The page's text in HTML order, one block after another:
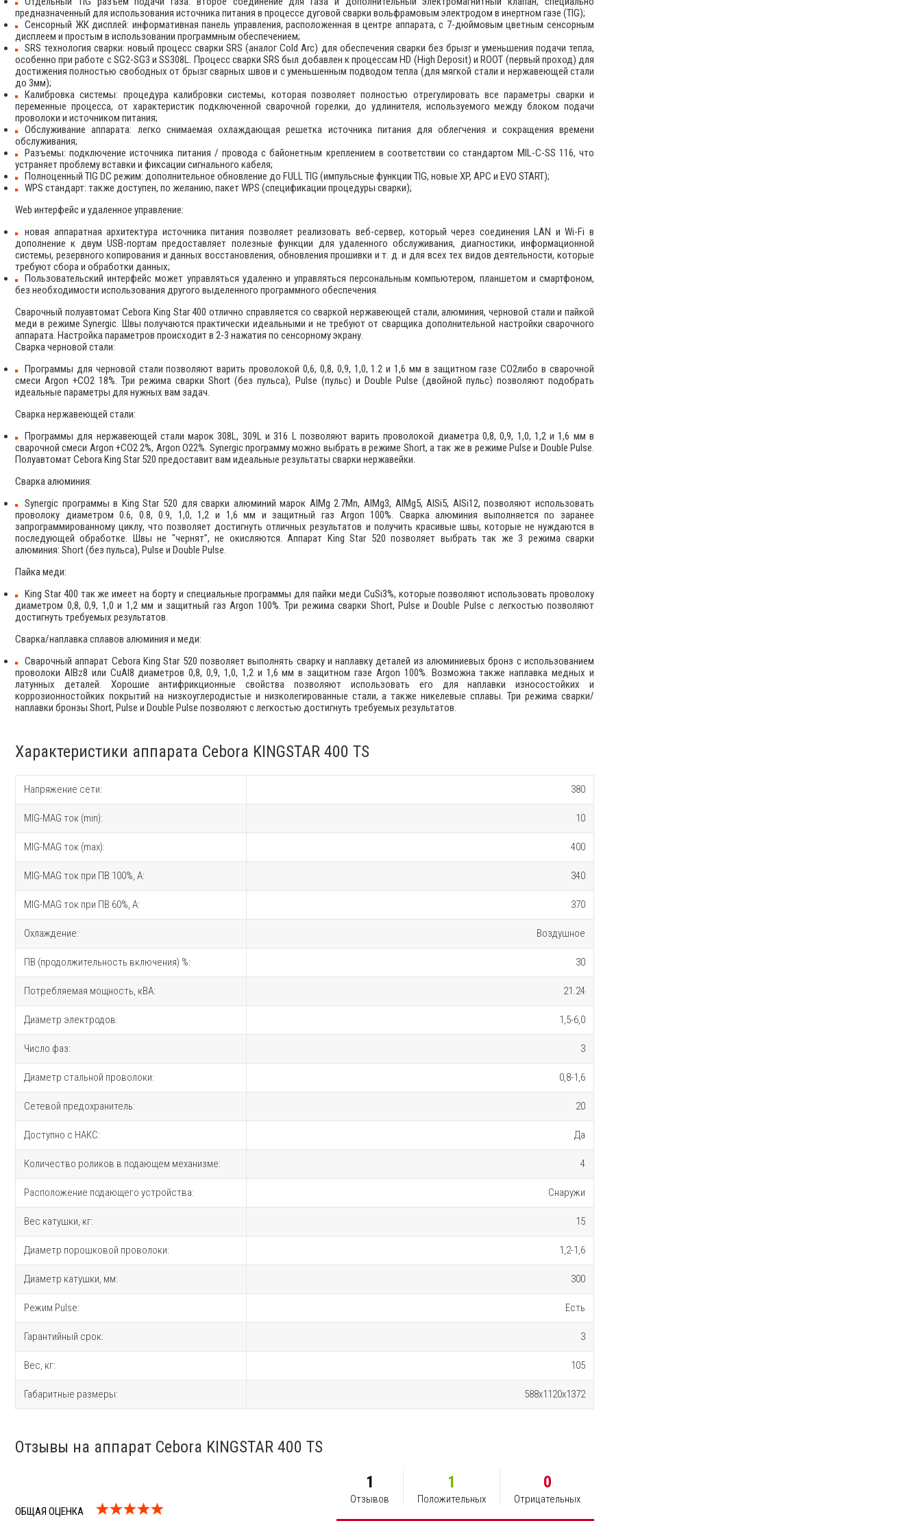
предназначенный для использования источника питания в процессе дуговой сварки вольфрамовым электродом в инертном газе (TIG);
Сенсорный ЖК дисплей: информативная панель управления, расположенная в центре аппарата, с 7-дюймовым цветным сенсорным
дисплеем и простым в использовании программным обеспечением;
SRS технология сварки: новый процесс сварки SRS (аналог Cold Arc) для обеспечения сварки без брызг и уменьшения подачи тепла,
особенно при работе с SG2-SG3 и SS308L. Процесс сварки SRS был добавлен к процессам HD (High Deposit) и ROOT (первый проход) для
достижения полностью свободных от брызг сварных швов и с уменьшенным подводом тепла (для мягкой стали и нержавеющей стали
до 3мм);
Калибровка системы: процедура калибровки системы, которая позволяет полностью отрегулировать все параметры сварки и
переменные процесса, от характеристик подключенной сварочной горелки, до удлинителя, используемого между блоком подачи
проволоки и источником питания;
Обслуживание аппарата: легко снимаемая охлаждающая решетка источника питания для облегчения и сокращения времени
обслуживания;
Разъемы: подключение источника питания / провода с байонетным креплением в соответствии со стандартом MIL-C-SS 116, что
устраняет проблему вставки и фиксации сигнального кабеля;
Полноценный TIG DC режим: дополнительное обновление до FULL TIG (импульсные функции TIG, новые XP, APC и EVO START);
WPS стандарт: также доступен, по желанию, пакет WPS (спецификации процедуры сварки);
Web интерфейс и удаленное управление:
новая аппаратная архитектура источника питания позволяет реализовать веб-сервер, который через соединения LAN и Wi-Fi в
дополнение к двум USB-портам предоставляет полезные функции для удаленного обслуживания, диагностики, информационной
системы, резервного копирования и данных восстановления, обновления прошивки и т. д. и для всех тех видов деятельности, которые
требуют сбора и обработки данных;
Пользовательский интерфейс может управляться удаленно и управляться персональным компьютером, планшетом и смартфоном,
без необходимости использования другого выделенного программного обеспечения.
Сварочный полуавтомат Cebora King Star 400 отлично справляется со сваркой нержавеющей стали, алюминия, черновой стали и пайкой
меди в режиме Synergic. Швы получаются практически идеальными и не требуют от сварщика дополнительной настройки сварочного
аппарата. Настройка параметров происходит в 2-3 нажатия по сенсорному экрану.
Сварка черновой стали:
Программы для черновой стали позволяют варить проволокой 0,6, 0,8, 0,9, 1,0, 1.2 и 1,6 мм в защитном газе CO2либо в сварочной
смеси Argon +CO2 18%. Три режима сварки Short (без пульса), Pulse (пульс) и Double Pulse (двойной пульс) позволяют подобрать
идеальные параметры для нужных вам задач.
Сварка нержавеющей стали:
Программы для нержавеющей стали марок 308L, 309L и 316 L позволяют варить проволокой диаметра 0,8, 0,9, 1,0, 1,2 и 1,6 мм в
сварочной смеси Argon +CO2 2%, Argon O22%. Synergic программу можно выбрать в режиме Short, а так же в режиме Pulse и Double Pulse.
Полуавтомат Cebora King Star 520 предоставит вам идеальные результаты сварки нержавейки.
Сварка алюминия:
Synergic программы в King Star 520 для сварки алюминий марок AlMg 2.7Mn, AlMg3, AlMg5, AlSi5, AlSi12, позволяют использовать
проволоку диаметром 0.6, 0.8, 0.9, 1,0, 1,2 и 1,6 мм и защитный газ Argon 100%. Сварка алюминия выполняется по заранее
запрограммированному циклу, что позволяет достигнуть отличных результатов и получить красивые швы, которые не нуждаются в
последующей обработке. Швы не "чернят", не окисляются. Аппарат King Star 520 позволяет выбрать так же 3 режима сварки
алюминия: Short (без пульса), Pulse и Double Pulse.
Пайка меди:
King Star 400 так же имеет на борту и специальные программы для пайки меди CuSi3%, которые позволяют использовать проволоку
диаметром 0,8, 0,9, 1,0 и 1,2 мм и защитный газ Argon 100%. Три режима сварки Short, Pulse и Double Pulse c легкостью позволяют
достигнуть требуемых результатов.
Сварка/наплавка сплавов алюминия и меди:
Сварочный аппарат Cebora King Star 520 позволяет выполнять cварку и наплавку деталей из алюминиевых бронз с использованием
проволоки AlBz8 или CuAl8 диаметров 0,8, 0,9, 1,0, 1,2 и 1,6 мм в защитном газе Argon 100%. Возможна также наплавка медных и
латунных деталей. Хорошие антифрикционные свойства позволяют использовать его для наплавки износостойких и
коррозионностойких покрытий на низкоуглеродистые и низколегированные стали, а также никелевые сплавы. Три режима сварки/
наплавки бронзы Short, Pulse и Double Pulse позволяют c легкостью достигнуть требуемых результатов.
Характеристики аппарата Cebora KINGSTAR 400 TS
Напряжение сети: 380
MIG-MAG ток (min): 10
MIG-MAG ток (max): 400
MIG-MAG ток при ПВ 100%, A: 340
MIG-MAG ток при ПВ 60%, A: 370
Охлаждение: Воздушное
ПВ (продолжительность включения) %: 30
Потребляемая мощность, кВА: 21.24
Диаметр электродов: 1,5-6,0
Число фаз: 3
Диаметр стальной проволоки: 0,8-1,6
Сетевой предохранитель: 20
Доступно с НАКС: Да
Количество роликов в подающем механизме: 4
Расположение подающего устройства: Снаружи
Вес катушки, кг: 15
Диаметр порошковой проволоки: 1,2-1,6
Диаметр катушки, мм: 300
Режим Pulse: Есть
Гарантийный срок: 3
Вес, кг: 105
Габаритные размеры: 588x1120x1372
Отзывы на аппарат Cebora KINGSTAR 400 TS
ОБЩАЯ ОЦЕНКА
1
Отзывов
1
Положительных
0
Отрицательных